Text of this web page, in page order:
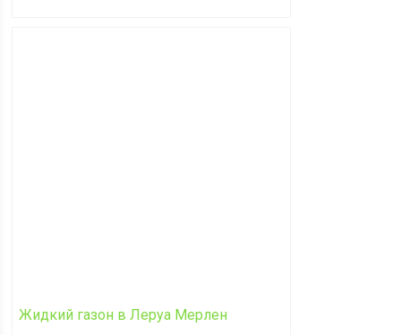
Жидкий газон в Леруа Мерлен